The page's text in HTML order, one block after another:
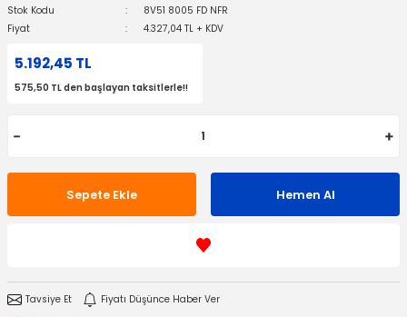
Stok Kodu
8V51 8005 FD NFR
Fiyat
4.327,04 TL + KDV
5.192,45 TL
575,50 TL den başlayan taksitlerle!!
Sepete Ekle Hemen Al
Tavsiye Et
Fiyatı Düşünce Haber Ver